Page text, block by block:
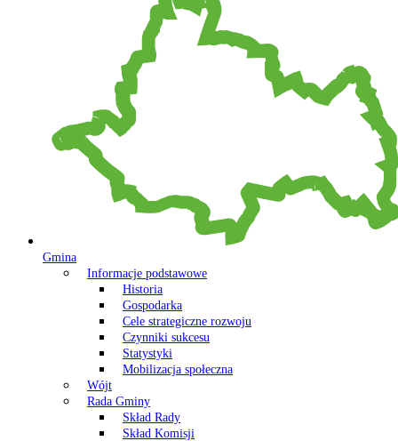
Gmina
Informacje podstawowe
Historia
Gospodarka
Cele strategiczne rozwoju
Czynniki sukcesu
Statystyki
Mobilizacja społeczna
Wójt
Rada Gminy
Skład Rady
Skład Komisji